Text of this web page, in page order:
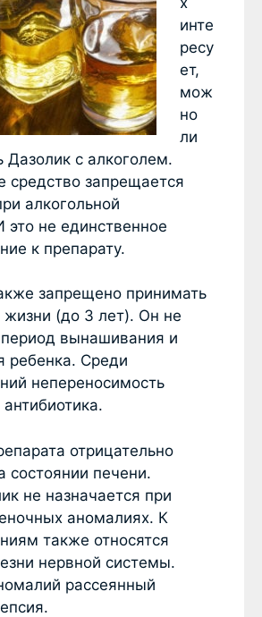
инте
ресу
ет,
мож
но
ли
Дазолик с алкоголем.
средство запрещается
алкогольной
это не единственное
к препарату.
запрещено принимать
(до 3 лет). Он не
период вынашивания и
ребенка. Среди
непереносимость
отрицательно
состоянии печени.
не назначается при
аномалиях. К
также относятся
нервной системы.
рассеянный